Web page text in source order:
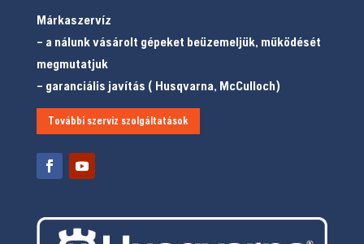
Márkaszervíz
– a nálunk vásárolt gépeket beüzemeljük, működését
megmutatjuk
– garanciális javítás ( Husqvarna, McCulloch)
További szerviz szolgáltatások